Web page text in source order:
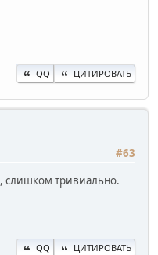
QQ ЦИТИРОВАТЬ
#63
слишком тривиально.
QQ ЦИТИРОВАТЬ